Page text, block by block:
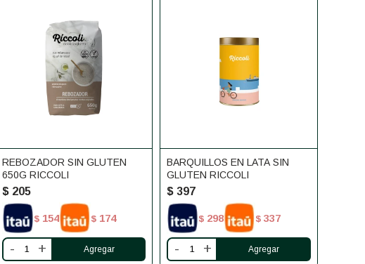
REBOZADOR SIN GLUTEN
650G RICCOLI
$ 205
$ 154 $ 174
- +
BARQUILLOS EN LATA SIN
GLUTEN RICCOLI
$ 397
$ 298 $ 337
- +